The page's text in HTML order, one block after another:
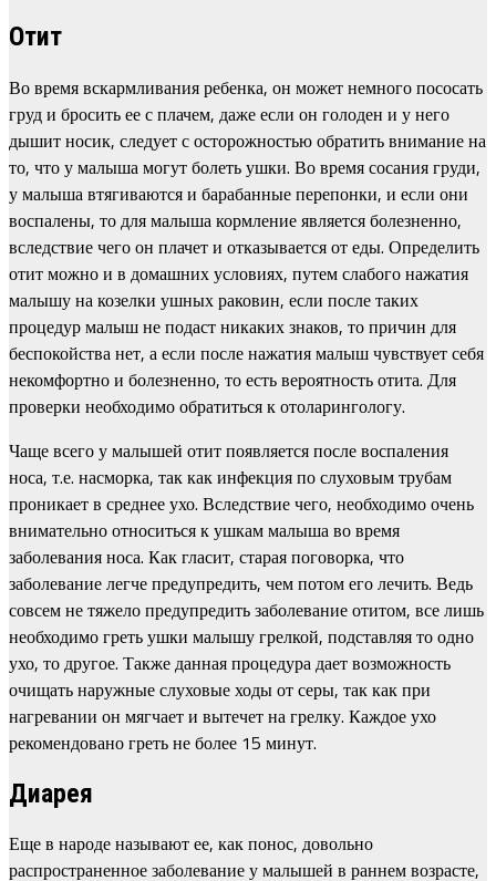
Отит
Во время вскармливания ребенка, он может немного пососать
груд и бросить ее с плачем, даже если он голоден и у него
дышит носик, следует с осторожностью обратить внимание на
то, что у малыша могут болеть ушки. Во время сосания груди,
у малыша втягиваются и барабанные перепонки, и если они
воспалены, то для малыша кормление является болезненно,
вследствие чего он плачет и отказывается от еды. Определить
отит можно и в домашних условиях, путем слабого нажатия
малышу на козелки ушных раковин, если после таких
процедур малыш не подаст никаких знаков, то причин для
беспокойства нет, а если после нажатия малыш чувствует себя
некомфортно и болезненно, то есть вероятность отита. Для
проверки необходимо обратиться к отоларингологу.
Чаще всего у малышей отит появляется после воспаления
носа, т.е. насморка, так как инфекция по слуховым трубам
проникает в среднее ухо. Вследствие чего, необходимо очень
внимательно относиться к ушкам малыша во время
заболевания носа. Как гласит, старая поговорка, что
заболевание легче предупредить, чем потом его лечить. Ведь
совсем не тяжело предупредить заболевание отитом, все лишь
необходимо греть ушки малышу грелкой, подставляя то одно
ухо, то другое. Также данная процедура дает возможность
очищать наружные слуховые ходы от серы, так как при
нагревании он мягчает и вытечет на грелку. Каждое ухо
рекомендовано греть не более 15 минут.
Диарея
Еще в народе называют ее, как понос, довольно
распространенное заболевание у малышей в раннем возрасте,